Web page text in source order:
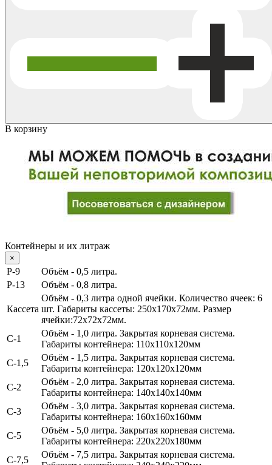
В корзину
Контейнеры и их литраж
×
Р-9
Объём - 0,5 литра.
P-13
Объём - 0,8 литра.
Кассета
Объём - 0,3 литра одной ячейки. Количество ячеек: 6
шт. Габариты кассеты: 250х170х72мм. Размер
ячейки:72х72х72мм.
С-1
Объём - 1,0 литра. Закрытая корневая система.
Габариты контейнера: 110х110х120мм
С-1,5
Объём - 1,5 литра. Закрытая корневая система.
Габариты контейнера: 120х120х120мм
С-2
Объём - 2,0 литра. Закрытая корневая система.
Габариты контейнера: 140х140х140мм
С-3
Объём - 3,0 литра. Закрытая корневая система.
Габариты контейнера: 160х160х160мм
С-5
Объём - 5,0 литра. Закрытая корневая система.
Габариты контейнера: 220х220х180мм
С-7,5
Объём - 7,5 литра. Закрытая корневая система.